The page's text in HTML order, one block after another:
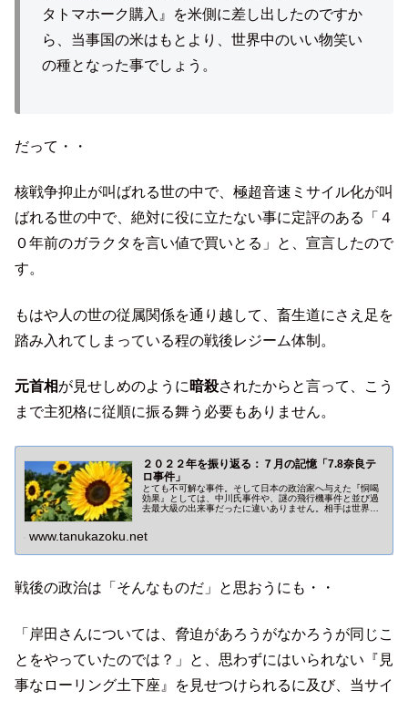
タトマホーク購入』を米側に差し出したのですか
ら、当事国の米はもとより、世界中のいい物笑い
の種となった事でしょう。
だって・・
核戦争抑止が叫ばれる世の中で、極超音速ミサイル化が叫
ばれる世の中で、絶対に役に立たない事に定評のある「４
０年前のガラクタを言い値で買いとる」と、宣言したので
す。
もはや人の世の従属関係を通り越して、畜生道にさえ足を
踏み入れてしまっている程の戦後レジーム体制。
元首相が見せしめのように 暗殺されたからと言って、こう
まで主犯格に従順に振る舞う必要もありません。
２０２２年を振り返る：７月の記憶「7.8奈良テ
ロ事件」
とても不可解な事件。そして日本の政治家へ与えた『恫喝
効果』としては、中川氏事件や、謎の飛行機事件と並び過
去最大級の出来事だったに違いありません。相手は世界中
www.tanukazoku.net
戦後の政治は「そんなものだ」と思おうにも・・
「岸田さんについては、脅迫があろうがなかろうが同じこ
とをやっていたのでは？」と、思わずにはいられない『見
事なローリング土下座』を見せつけられるに及び、当サイ